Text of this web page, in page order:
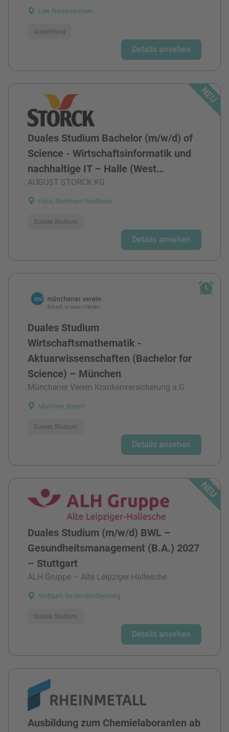
Leer, Niedersachsen
Ausbildung
Details ansehen
Duales Studium Bachelor (m/w/d) of
Science - Wirtschaftsinformatik und
nachhaltige IT – Halle (West…
AUGUST STORCK KG
Halle, Nordrhein-Westfalen
Duales Studium
Details ansehen
Duales Studium
Wirtschaftsmathematik -
Aktuarwissenschaften (Bachelor for
Science) – München
Münchener Verein Krankenversicherung a.G.
München, Bayern
Duales Studium
Details ansehen
Duales Studium (m/w/d) BWL –
Gesundheitsmanagement (B.A.) 2027
– Stuttgart
ALH Gruppe – Alte Leipziger-Hallesche
Stuttgart, Baden-Württemberg
Duales Studium
Details ansehen
Ausbildung zum Chemielaboranten ab